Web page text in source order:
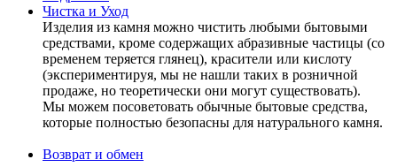
Чистка и Уход
Изделия из камня можно чистить любыми бытовыми
средствами, кроме содержащих абразивные частицы (со
временем теряется глянец), красители или кислоту
(экспериментируя, мы не нашли таких в розничной
продаже, но теоретически они могут существовать).
Мы можем посоветовать обычные бытовые средства,
которые полностью безопасны для натурального камня.
Возврат и обмен